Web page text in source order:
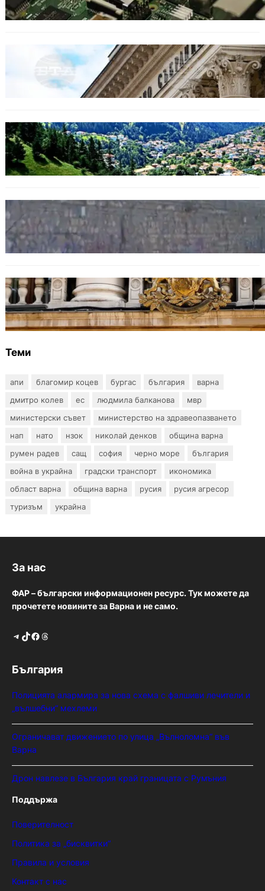
БЕЗ КАТЕГОРИЯ
Дрон се взриви край Кардам: България
търси отговори за произхода му.
БЪЛГАРИЯ
Полицията алармира за нова схема с
фалшиви лечители и „вълшебни“ мехлеми
БЪЛГАРИЯ
Ограничават движението по улица
„Вълноломна“ във Варна
БЪЛГАРИЯ
Дрон навлезе в България край границата с
Румъния
Теми
апи благомир коцев бургас българия
варна
дмитро колев
ес людмила балканова
мвр
министерски съвет
министерство на здравеопазването
нап
нато нзок николай денков
община варна
румен радев
сащ софия черно море
българия
война в украйна
градски транспорт
икономика
област варна
община варна русия
русия агресор
туризъм
украйна
За нас
ФАР – български информационен ресурс. Тук можете да
прочетете новините за Варна и не само.
Telegram TikTok Facebook Threads
България
Полицията алармира за нова схема с фалшиви лечители и
„вълшебни“ мехлеми
Ограничават движението по улица „Вълноломна“ във
Варна
Дрон навлезе в България край границата с Румъния
Поддържа
Поверителност
Политика за „бисквитки“
Правила и условия
Контакт с нас